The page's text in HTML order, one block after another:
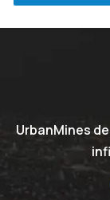
UrbanMines